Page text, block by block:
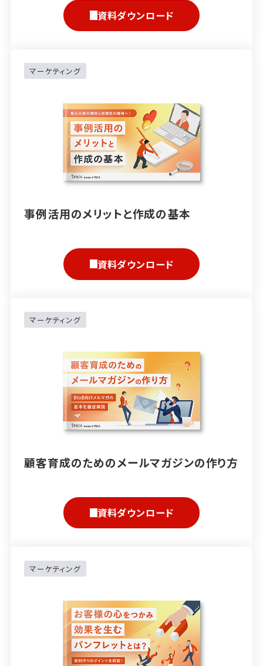
資料ダウンロード
マーケティング
事例活用のメリットと作成の基本
資料ダウンロード
マーケティング
顧客育成のためのメールマガジンの作り方
資料ダウンロード
マーケティング